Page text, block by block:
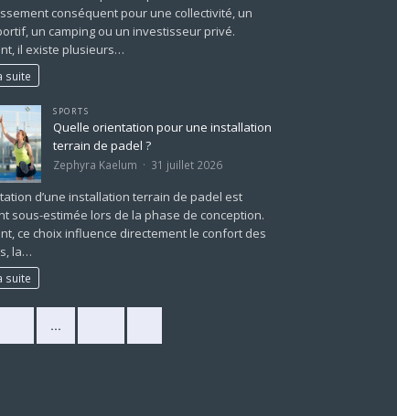
conséquent pour une collectivité, un
un camping ou un investisseur privé.
il existe plusieurs…
suite
SPORTS
Quelle orientation pour une installation
terrain de padel ?
Zephyra Kaelum 31 juillet 2026
d’une installation terrain de padel est
sous-estimée lors de la phase de conception.
ce choix influence directement le confort des
la…
suite
…